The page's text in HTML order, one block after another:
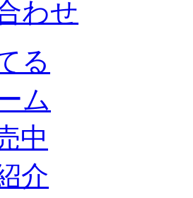
わせ
る
ム
中
介